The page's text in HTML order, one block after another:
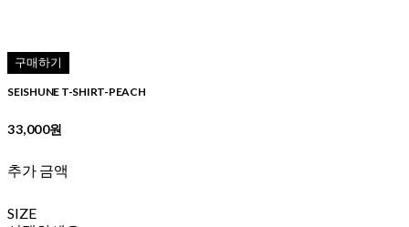
구매하기
SEISHUNE T-SHIRT-PEACH
33,000원
추가 금액
SIZE